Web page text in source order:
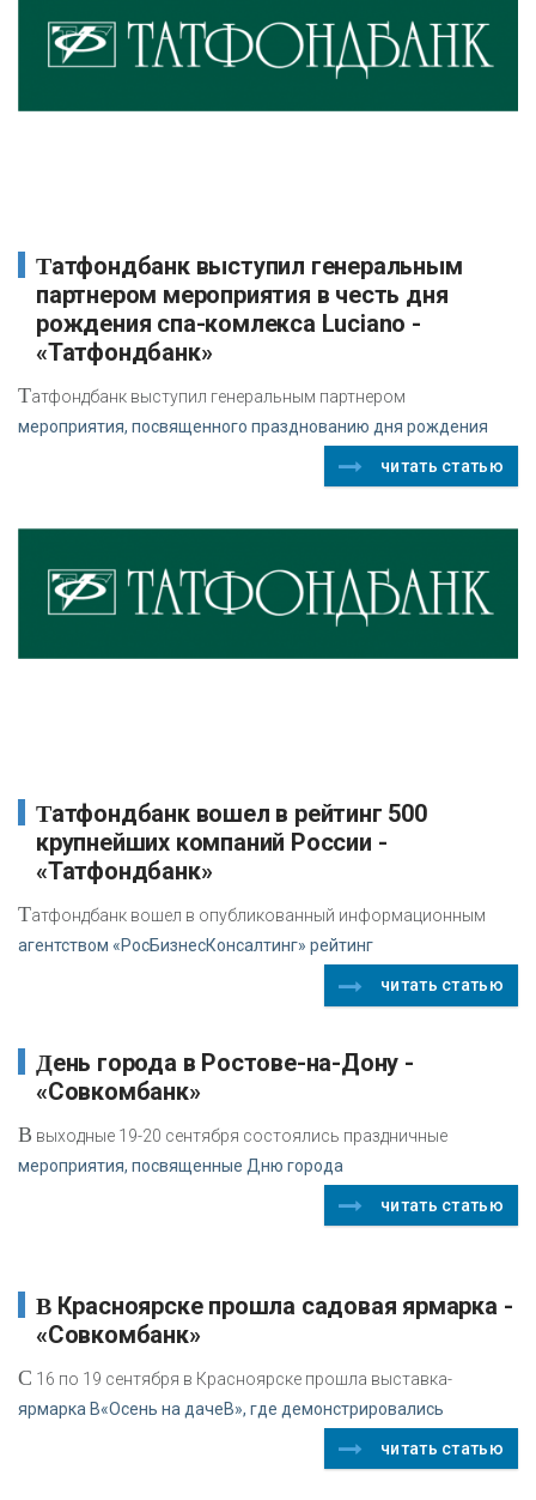
Татфондбанк выступил генеральным
партнером мероприятия в честь дня
рождения спа-комлекса Luciano -
«Татфондбанк»
Татфондбанк выступил генеральным партнером
мероприятия, посвященного празднованию дня рождения
читать статью
Татфондбанк вошел в рейтинг 500
крупнейших компаний России -
«Татфондбанк»
Татфондбанк вошел в опубликованный информационным
агентством «РосБизнесКонсалтинг» рейтинг
читать статью
День города в Ростове-на-Дону -
«Совкомбанк»
В выходные 19-20 сентября состоялись праздничные
мероприятия, посвященные Дню города
читать статью
В Красноярске прошла садовая ярмарка -
«Совкомбанк»
С 16 по 19 сентября в Красноярске прошла выставка-
ярмарка В«Осень на дачеВ», где демонстрировались
читать статью